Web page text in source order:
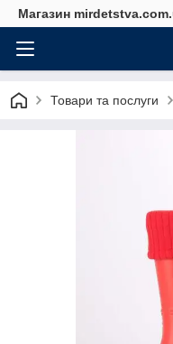
Магазин
Товари та послуги